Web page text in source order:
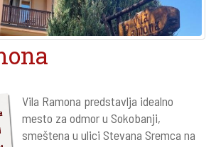
Vila Ramona predstavlja idealno
mesto za odmor u Sokobanji,
smeštena u ulici Stevana Sremca na